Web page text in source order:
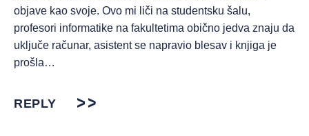
objave kao svoje. Ovo mi liči na studentsku šalu,
profesori informatike na fakultetima obično jedva znaju da
uključe računar, asistent se napravio blesav i knjiga je
prošla…
REPLY